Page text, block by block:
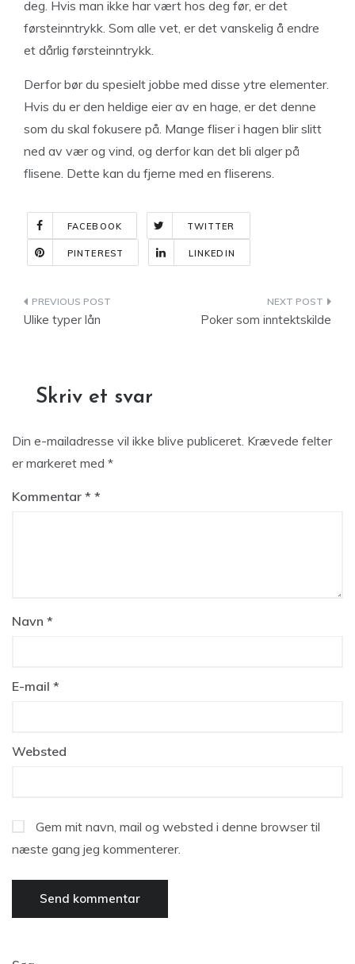
deg. Hvis man ikke har vært hos deg før, er det
førsteinntrykk. Som alle vet, er det vanskelig å endre
et dårlig førsteinntrykk.
Derfor bør du spesielt jobbe med disse ytre elementer.
Hvis du er den heldige eier av en hage, er det denne
som du skal fokusere på. Mange fliser i hagen blir slitt
ned av vær og vind, og derfor kan det bli alger på
flisene. Dette kan du fjerne med en fliserens.
FACEBOOK TWITTER
PINTEREST LINKEDIN
Indlægsnavigation
Ulike typer lån Poker som inntektskilde
Skriv et svar
Din e-mailadresse vil ikke blive publiceret. Krævede felter
er markeret med *
Kommentar *
Navn *
E-mail *
Websted
Gem mit navn, mail og websted i denne browser til
næste gang jeg kommenterer.